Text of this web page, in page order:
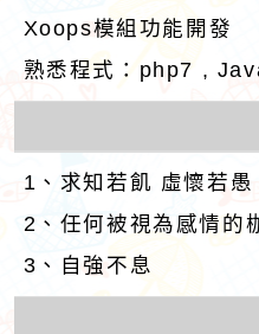
作者：網路小語
子也沒有走出命運畫出的
圈，其實，圓上的每一個
有一條騰飛的切線。
Xoops模組功能開發
熟悉程式：php7 ,
1、求知若飢 虛懷若愚
2、任何被視為感情的
3、自強不息